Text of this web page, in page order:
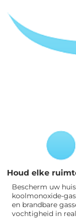
Houd elke
Bescherm uw
koolmonoxide-
en brandbare
vochtigheid in